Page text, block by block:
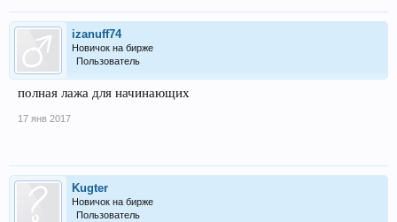
izanuff74
Новичок на бирже
Пользователь
полная лажа для начинающих
17 янв 2017
Kugter
Новичок на бирже
Пользователь